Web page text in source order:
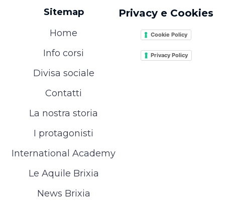
Sitemap
Home
Info corsi
Divisa sociale
Contatti
La nostra storia
I protagonisti
International Academy
Le Aquile Brixia
News Brixia
Privacy e Cookies
Cookie Policy
Privacy Policy